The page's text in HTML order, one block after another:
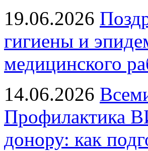
19.06.2026
гигиены и
медицинского
14.06.2026
Профилактика
донору: как